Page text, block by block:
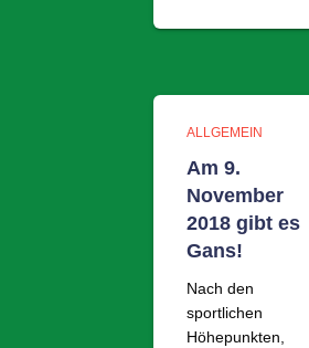
ALLGEMEIN
Am 9.
November
2018 gibt es
Gans!
Nach den
sportlichen
Höhepunkten,